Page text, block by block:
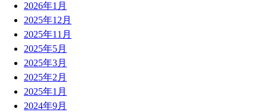
2026年1月
2025年12月
2025年11月
2025年5月
2025年3月
2025年2月
2025年1月
2024年9月